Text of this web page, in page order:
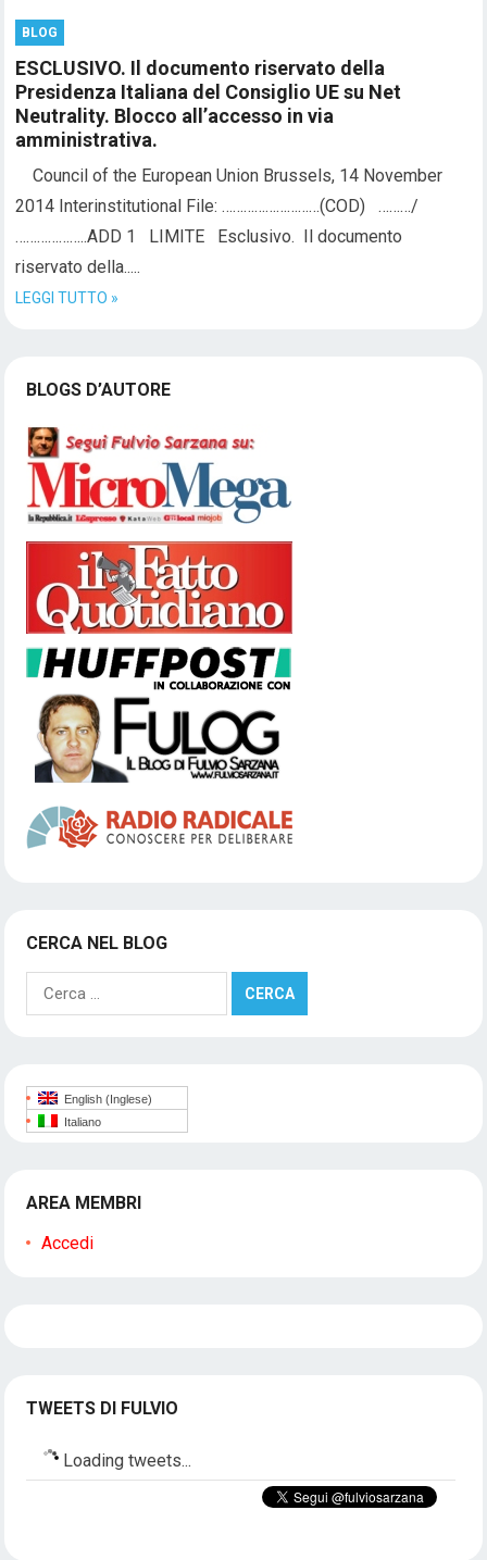
BLOG
ESCLUSIVO. Il documento riservato della
Presidenza Italiana del Consiglio UE su Net
Neutrality. Blocco all’accesso in via
amministrativa.
Council of the European Union Brussels, 14 November
2014 Interinstitutional File: ………………………(COD) ………/
………………..ADD 1 LIMITE Esclusivo. Il documento
riservato della.....
LEGGI TUTTO »
BLOGS D’AUTORE
CERCA NEL BLOG
Ricerca
per:
English (Inglese)
Italiano
AREA MEMBRI
Accedi
TWEETS DI FULVIO
Loading tweets...